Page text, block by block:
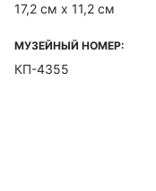
17,2 см х 11,2 см
МУЗЕЙНЫЙ НОМЕР:
КП-4355